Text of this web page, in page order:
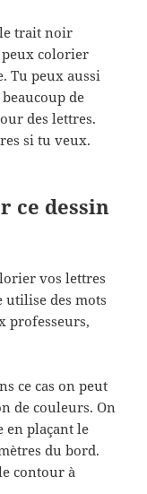
le trait noir
colorier
Tu peux aussi
de
des lettres.
si tu veux.
ce dessin
vos lettres
utilise des mots
professeurs,
ce cas on peut
de couleurs. On
plaçant le
du bord.
contour à